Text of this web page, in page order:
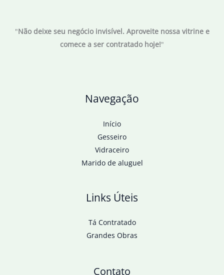
Alvi
"Não deixe seu negócio invisível. Aproveite nossa vitrine e
comece a ser contratado hoje!"
Navegação
Início
Gesseiro
Vidraceiro
Marido de aluguel
Links Úteis
Tá Contratado
Grandes Obras
Contato